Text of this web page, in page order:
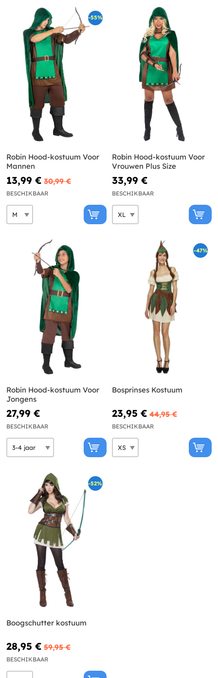
-55%
Robin Hood-kostuum Voor
Mannen
13,99 € 30,99 €
BESCHIKBAAR
Robin Hood-kostuum Voor
Vrouwen Plus Size
33,99 €
BESCHIKBAAR
Robin Hood-kostuum Voor
Jongens
27,99 €
BESCHIKBAAR
-47%
Bosprinses Kostuum
23,95 € 44,95 €
BESCHIKBAAR
-52%
Boogschutter kostuum
28,95 € 59,95 €
BESCHIKBAAR